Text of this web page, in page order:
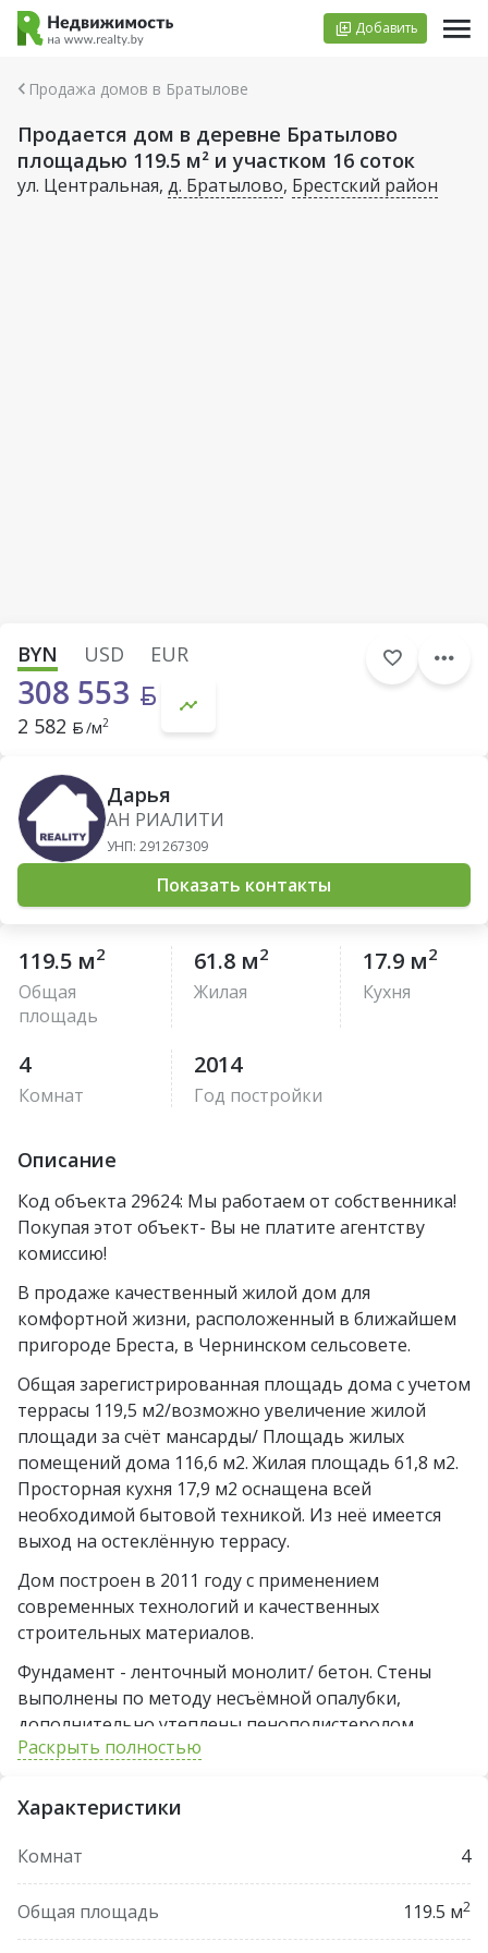
Добавить
Продажа домов в Братылове
Продается дом в деревне Братылово
площадью 119.5 м² и участком 16 соток
ул. Центральная, д. Братылово, Брестский район
119.5 м2
Общая
площадь
61.8 м2
Жилая
17.9 м2
Кухня
4
Комнат
2014
Год постройки
Описание
Код объекта 29624: Мы работаем от собственника!
Покупая этот объект- Вы не платите агентству
комиссию!
В продаже качественный жилой дом для
комфортной жизни, расположенный в ближайшем
пригороде Бреста, в Чернинском сельсовете.
Общая зарегистрированная площадь дома с учетом
террасы 119,5 м2/возможно увеличение жилой
площади за счёт мансарды/ Площадь жилых
помещений дома 116,6 м2. Жилая площадь 61,8 м2.
Просторная кухня 17,9 м2 оснащена всей
необходимой бытовой техникой. Из неё имеется
выход на остеклённую террасу.
Дом построен в 2011 году с применением
современных технологий и качественных
строительных материалов.
Фундамент - ленточный монолит/ бетон. Стены
выполнены по методу несъёмной опалубки,
дополнительно утеплены пенополистеролом
100мм в системе "Термошуба" с нанесением
"Камешковая". Снаружи окрашены стойкой к
европейском стиле "Фахверк". Деревянные балки
перекрытий. Кровля - кроеный окрашенный шифер.
Металлическая входная дверь. Окна и двери
террасы - ПВХ.
Раскрыть полностью
Характеристики
Комнат 4
Общая площадь 119.5 м2
BYN USD EUR
308 553
2 582 /м2
Дарья
АН РИАЛИТИ
УНП: 291267309
Показать контакты